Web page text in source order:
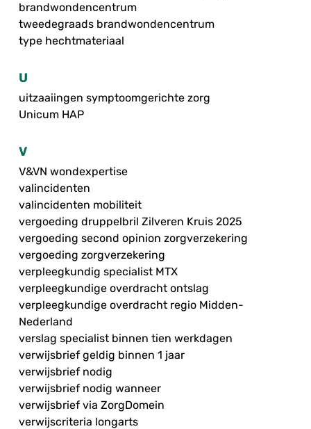
brandwondencentrum
tweedegraads brandwondencentrum
type hechtmateriaal
U
uitzaaiingen symptoomgerichte zorg
Unicum HAP
V
V&VN wondexpertise
valincidenten
valincidenten mobiliteit
vergoeding druppelbril Zilveren Kruis 2025
vergoeding second opinion zorgverzekering
vergoeding zorgverzekering
verpleegkundig specialist MTX
verpleegkundige overdracht ontslag
verpleegkundige overdracht regio Midden-
Nederland
verslag specialist binnen tien werkdagen
verwijsbrief geldig binnen 1 jaar
verwijsbrief nodig
verwijsbrief nodig wanneer
verwijsbrief via ZorgDomein
verwijscriteria longarts